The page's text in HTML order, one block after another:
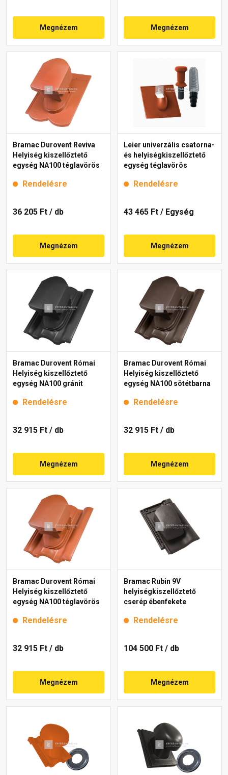
Megnézem Megnézem
Bramac Durovent Reviva
Helyiség kiszellőztető
egység NA100 téglavörös
Rendelésre
36 205 Ft / db
Megnézem
Leier univerzális csatorna-
és helyiségkiszellőztető
egység téglavörös
Rendelésre
43 465 Ft / Egység
Megnézem
Bramac Durovent Római
Helyiség kiszellőztető
egység NA100 gránit
Rendelésre
32 915 Ft / db
Megnézem
Bramac Durovent Római
Helyiség kiszellőztető
egység NA100 sötétbarna
Rendelésre
32 915 Ft / db
Megnézem
Bramac Durovent Római
Helyiség kiszellőztető
egység NA100 téglavörös
Rendelésre
32 915 Ft / db
Megnézem
Bramac Rubin 9V
helyiségkiszellőztető
cserép ébenfekete
Rendelésre
104 500 Ft / db
Megnézem